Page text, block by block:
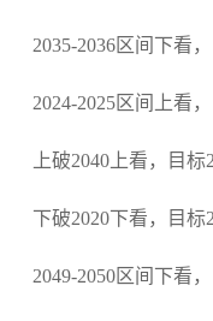
2035-2036区间下看
2024-2025区间上看
上破2040上看，目标
下破2020下看，目标
2049-2050区间下看